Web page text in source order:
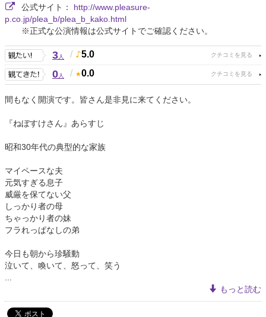
公式サイト： http://www.pleasure-
p.co.jp/plea_b/plea_b_kako.html
※正式な公演情報は公式サイトでご確認ください。
3人 / 5.0
0人 / 0.0
間もなく開演です。皆さん是非見に来てください。
『ねぼすけさん』あらすじ
昭和30年代の典型的な家族
マイペースな夫
元気すぎる息子
威厳を保てない父
しっかり者の母
ちゃっかり者の妹
フラれっぱなしの弟
今日も朝から珍騒動
泣いて、喚いて、怒って、笑う
もっと読む